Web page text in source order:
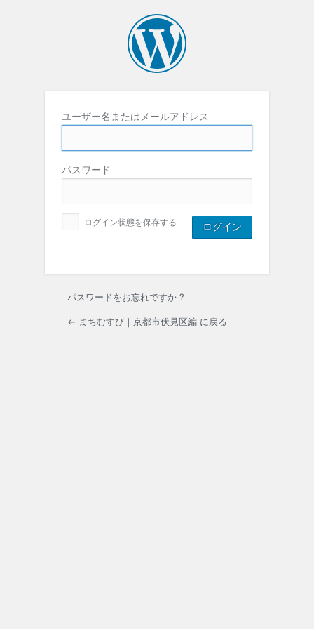
ユーザー名またはメールアドレス
パスワード
ログイン状態を保存する
パスワードをお忘れですか ?
← まちむすび｜京都市伏見区編 に戻る